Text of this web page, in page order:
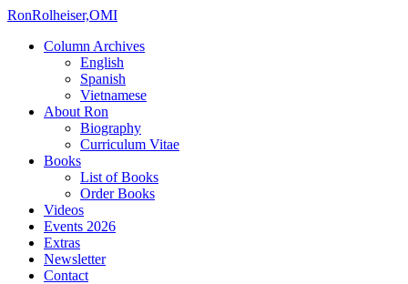
RonRolheiser,OMI
Column Archives
English
Spanish
Vietnamese
About Ron
Biography
Curriculum Vitae
Books
List of Books
Order Books
Videos
Events 2026
Extras
Newsletter
Contact